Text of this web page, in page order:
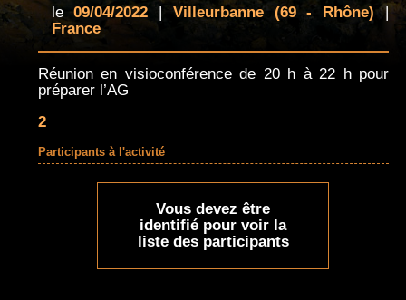
le09/04/2022 Villeurbanne (69 - Rhône) |
France
Réunion en visioconférence de 20 h à 22 h pour
préparer l’AG
2
Participants à l'activité
Vous devez être
identifié pour voir la
liste des participants